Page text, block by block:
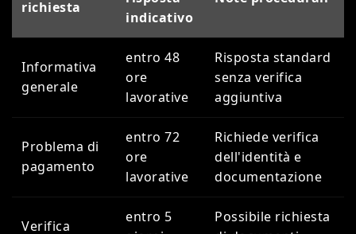
richiesta
indicativo
Informativa
generale
entro 48
ore
lavorative
Risposta standard
senza verifica
aggiuntiva
Problema di
pagamento
entro 72
ore
lavorative
Richiede verifica
dell'identità e
documentazione
Verifica
entro 5
Possibile richiesta